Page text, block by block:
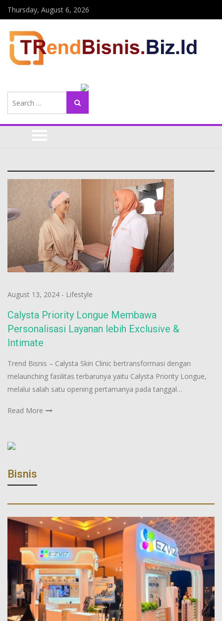
Thursday, August 6, 2026
for:
Search
August 13, 2024 - Lifestyle
Calysta Priority Longue Membawa
Personalisasi Layanan lebih Exclusive &
Intimate
Trend Bisnis – Calysta Skin Clinic bertransformasi dengan
melaunching fasilitas terbarunya yaitu Calysta Priority Longue,
melalui salah satu opening pertamanya pada tanggal…
Read More
Bisnis